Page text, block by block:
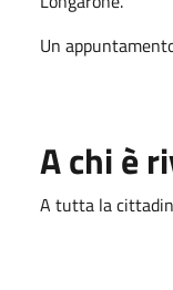
Un
A chi è
A tutta la